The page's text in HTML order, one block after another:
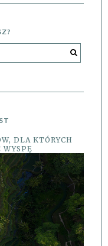
DLA KTÓRYCH
WYSPĘ